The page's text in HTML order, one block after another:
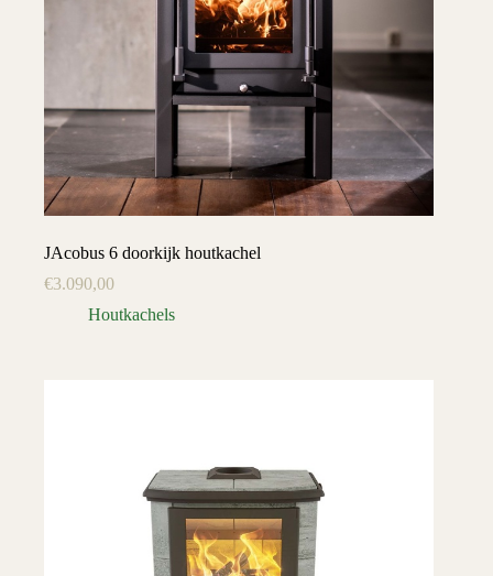
JAcobus 6 doorkijk houtkachel
€3.090,00
Houtkachels